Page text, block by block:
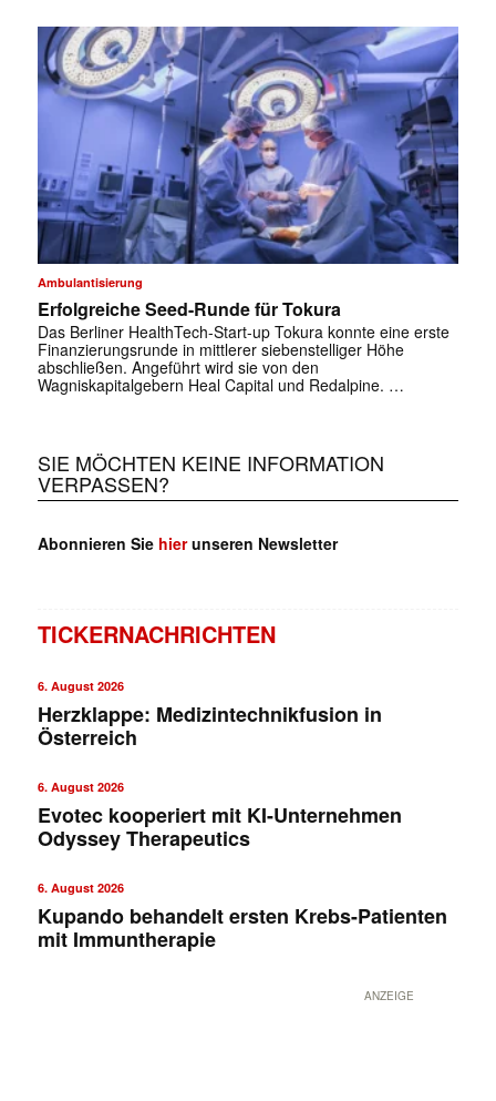
✕
Ambulantisierung
Erfolgreiche Seed-Runde für Tokura
Das Berliner HealthTech-Start-up Tokura konnte eine erste
Finanzierungsrunde in mittlerer siebenstelliger Höhe
abschließen. Angeführt wird sie von den
Wagniskapitalgebern Heal Capital und Redalpine. …
SIE MÖCHTEN KEINE INFORMATION
VERPASSEN?
Abonnieren Sie hierunseren Newsletter
TICKERNACHRICHTEN
6. August 2026
Herzklappe: Medizintechnikfusion in
Österreich
6. August 2026
Evotec kooperiert mit KI-Unternehmen
Odyssey Therapeutics
6. August 2026
Kupando behandelt ersten Krebs-Patienten
mit Immuntherapie
ANZEIGE